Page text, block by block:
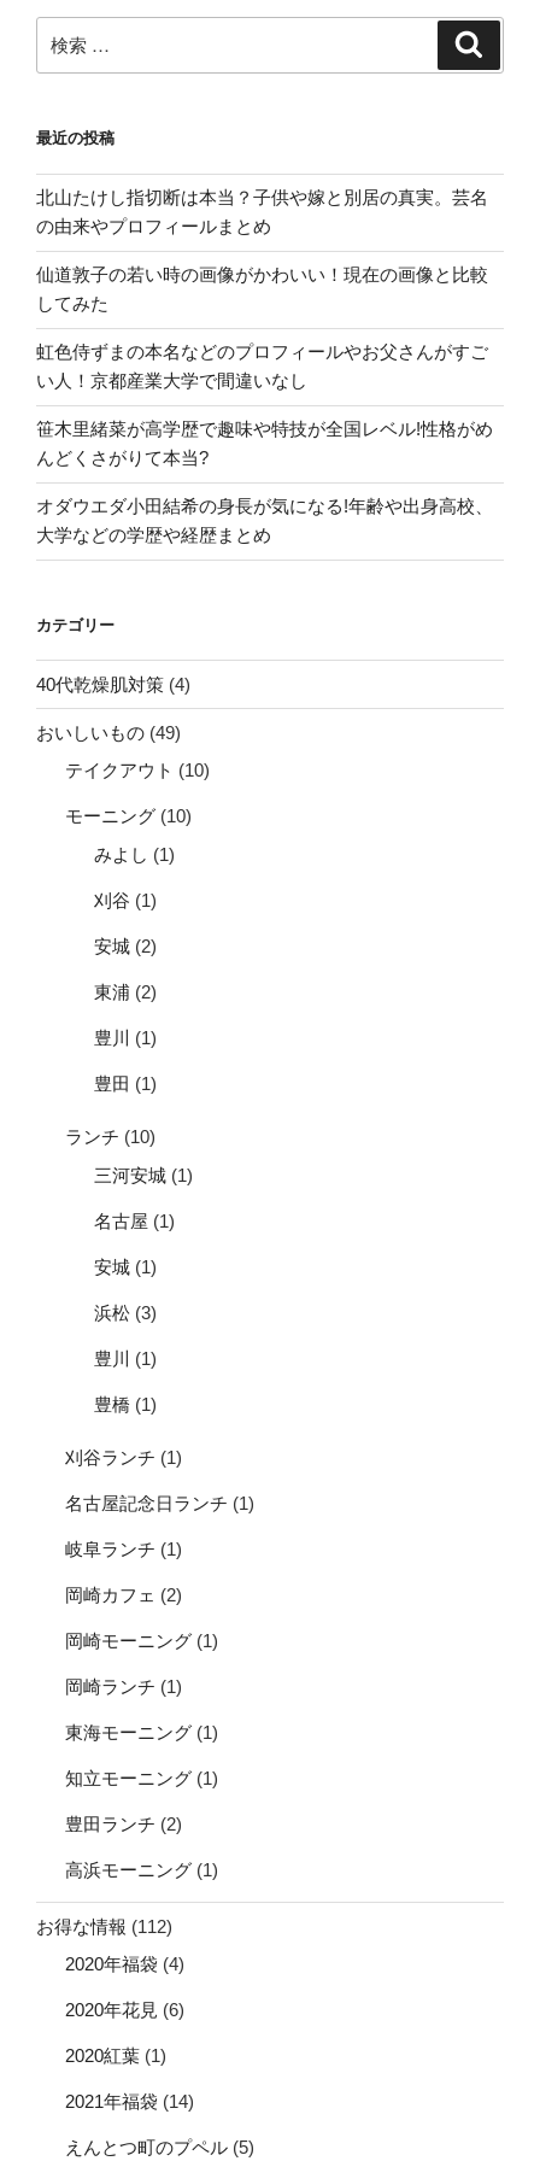
お
ん
の
遺
伝
か”
の
索:
最近の投稿
北山たけし指切断は本当？子供や嫁と別居の真実。芸名
の由来やプロフィールまとめ
仙道敦子の若い時の画像がかわいい！現在の画像と比較
してみた
虹色侍ずまの本名などのプロフィールやお父さんがすご
い人！京都産業大学で間違いなし
笹木里緒菜が高学歴で趣味や特技が全国レベル!性格がめ
んどくさがりて本当?
オダウエダ小田結希の身長が気になる!年齢や出身高校、
大学などの学歴や経歴まとめ
カテゴリー
40代乾燥肌対策 (4)
おいしいもの (49)
テイクアウト (10)
モーニング (10)
みよし (1)
刈谷 (1)
安城 (2)
東浦 (2)
豊川 (1)
豊田 (1)
ランチ (10)
三河安城 (1)
名古屋 (1)
安城 (1)
浜松 (3)
豊川 (1)
豊橋 (1)
刈谷ランチ (1)
名古屋記念日ランチ (1)
岐阜ランチ (1)
岡崎カフェ (2)
岡崎モーニング (1)
岡崎ランチ (1)
東海モーニング (1)
知立モーニング (1)
豊田ランチ (2)
高浜モーニング (1)
お得な情報 (112)
2020年福袋 (4)
2020年花見 (6)
2020紅葉 (1)
2021年福袋 (14)
えんとつ町のプペル (5)